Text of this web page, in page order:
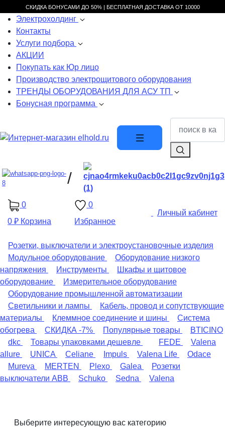
СКИДКА БОНУСАМИ ДО 50% | БЕСПЛАТНАЯ ДОСТАВКА ОТ 10000
Электрохолдинг
Контакты
Услуги подбора
АКЦИИ
Покупать как Юр лицо
Производство электрощитового оборудования
ТРЕНДЫ ОБОРУДОВАНИЯ ДЛЯ АСУ ТП
Бонусная программа
/
0
0 ₽ Корзина
Личный кабинет
0
Избранное
Розетки, выключатели и электроустановочные изделия
Модульное оборудование
Оборудование низкого
напряжения
Инструменты
Шкафы и щитовое
оборудование
Измерительное оборудование
Оборудование промышленной автоматизации
Светильники и лампы
Кабель, провод и сопутствующие
материалы
Клеммное соединение и шины
Система
обогрева
СКИДКА -7% Популярные товары
BTICINO
dkc
Товары упаковками дешевле FEDE
Valena
allure
UNICA Celiane Impuls Valena Life
Odace
Mureva
MERTEN Plexo Galea
Розетки
выключатели ABB
Schuko Sedna Valena
Выберите интересующую вас категорию